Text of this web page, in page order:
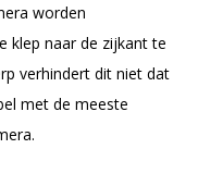
worden
klep naar de zijkant te
verhindert dit niet dat
met de meeste